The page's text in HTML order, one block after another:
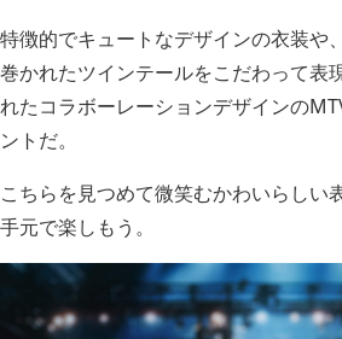
特徴的でキュートなデザインの衣装や
巻かれたツインテールをこだわって表
れたコラボーレーションデザインの
ントだ。
こちらを見つめて微笑むかわいらしい
手元で楽しもう。